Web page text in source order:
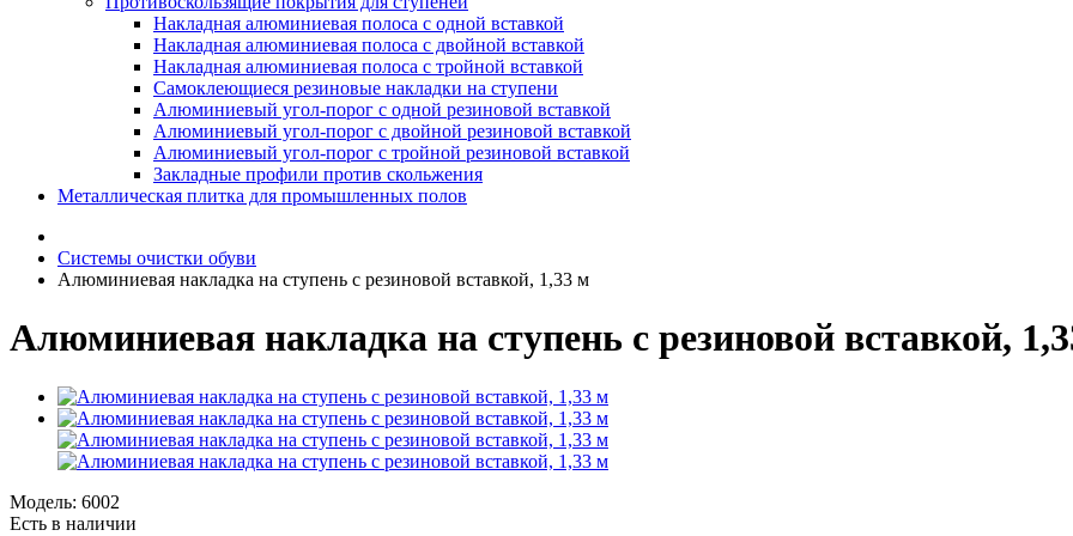
Накладная алюминиевая полоса с одной вставкой
Накладная алюминиевая полоса с двойной вставкой
Накладная алюминиевая полоса с тройной вставкой
Самоклеющиеся резиновые накладки на ступени
Алюминиевый угол-порог с одной резиновой вставкой
Алюминиевый угол-порог с двойной резиновой вставкой
Алюминиевый угол-порог с тройной резиновой вставкой
Закладные профили против скольжения
Металлическая плитка для промышленных полов
Системы очистки обуви
Алюминиевая накладка на ступень с резиновой вставкой, 1,33 м
Алюминиевая накладка на ступень с резиновой вставкой,
Модель: 6002
Есть в наличии